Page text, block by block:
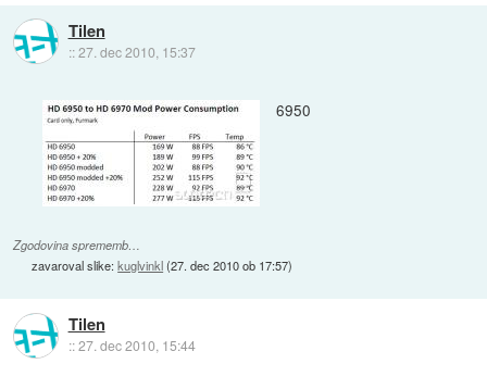
Tilen
::27. dec 2010, 15:37
6950
Zgodovina sprememb…
zavaroval slike:kuglvinkl(27. dec 2010 ob 17:57)
Tilen
::27. dec 2010, 15:44